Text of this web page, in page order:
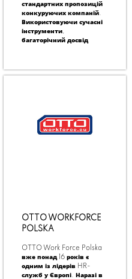
стандартних пропозицій
конкуруючих компаній.
Використовуючи сучасні
інструменти,
багаторічний досвід
OTTO WORKFORCE
POLSKA
OTTO Work Force Polska
вже понад 16 років є
одним із лідерів HR-
служб у Європі. Наразі в